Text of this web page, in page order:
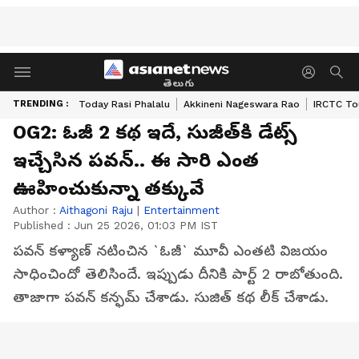
తెలుగు
TRENDING : Today Rasi Phalalu Akkineni Nageswara Rao IRCTC
OG2: ఓజీ 2 కథ ఇదే, సుజీత్‌కి డేట్స్
ఇచ్చేసిన పవన్‌.. ఈ సారి ఎంత
ఊహించుకున్నా తక్కువే
Author : Aithagoni Raju | Entertainment
Published : Jun 25 2026, 01:03 PM IST
పవన్‌ కళ్యాణ్‌ నటించిన `ఓజీ` మూవీ ఎంతటి విజయం
సాధించిందో తెలిసిందే. ఇప్పుడు దీనికి పార్ట్ 2 రాబోతుంది.
తాజాగా పవన్‌ కన్ఫమ్‌ చేశాడు. సుజిత్‌ కథ లీక్‌ చేశాడు.